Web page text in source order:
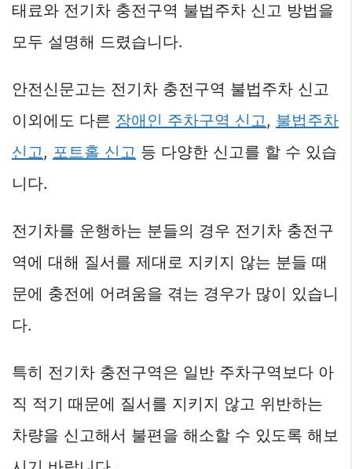
태료와 전기차 충전구역 불법주차 신고 방법을
모두 설명해 드렸습니다.
안전신문고는 전기차 충전구역 불법주차 신고
이외에도 다른 장애인 주차구역 신고, 불법주차
신고, 포트홀 신고 등 다양한 신고를 할 수 있습
니다.
전기차를 운행하는 분들의 경우 전기차 충전구
역에 대해 질서를 제대로 지키지 않는 분들 때
문에 충전에 어려움을 겪는 경우가 많이 있습니
다.
특히 전기차 충전구역은 일반 주차구역보다 아
직 적기 때문에 질서를 지키지 않고 위반하는
차량을 신고해서 불편을 해소할 수 있도록 해보